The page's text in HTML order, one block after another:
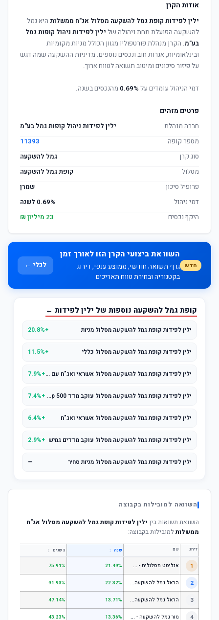
אודות הקרן
ילין לפידות קופת גמל להשקעה מסלול אג"ח ממשלות היא גמל
להשקעה הפועלת תחת ניהולה של ילין לפידות ניהול קופות גמל
בע"מ. הקרן מנהלת פורטפוליו מגוון הכולל מניות מקומיות
ובינלאומיות, אגרות חוב ונכסים נוספים. מדיניות ההשקעה שמה דגש
על פיזור סיכונים ומיטוב תשואה לטווח ארוך.
דמי הניהול עומדים על 0.69% מהנכסים בשנה.
פרטים מזהים
חברה מנהלת
ילין לפידות ניהול קופות גמל בע"מ
מספר קופה
11393
סוג קרן
גמל להשקעה
מסלול
קופת גמל להשקעה
פרופיל סיכון
שמרן
דמי ניהול
0.69% לשנה
היקף נכסים
23 מיליון ₪
חדש
השוו את ביצועי הקרן הזו לאורך זמן
גרף תשואה חודשי, ממוצע ענפי, דירוג
בקטגוריה ובחירת טווח תאריכים
לכלי ←
קופת גמל להשקעה נוספות של ילין לפידות ←
ילין לפידות קופת גמל להשקעה מסלול מניות +20.8%
ילין לפידות קופת גמל להשקעה מסלול כללי +11.5%
ילין לפידות קופת גמל להשקעה מסלול אשראי ואג"ח עם מניות (עד 25% מניות)+7.9%
ילין לפידות קופת גמל להשקעה מסלול עוקב מדד s&p 500 +7.4%
ילין לפידות קופת גמל להשקעה מסלול אשראי ואג"ח +6.4%
ילין לפידות קופת גמל להשקעה מסלול עוקב מדדים גמיש +2.9%
ילין לפידות קופת גמל להשקעה מסלול מניות סחיר —
השוואה למובילות בקבוצה
השוואת תשואות בין ילין לפידות קופת גמל להשקעה מסלול אג"ח
ממשלותלמובילות בקבוצה:
דירוג שם שנה ↕ 3 שנים ↕
1 א
נליסט מסלולית - קופת גמל להשקעה מניות 21.49%
75.91%
2 ה
ראל גמל להשקעה מניות 22.32%
91.93%
3 ה
ראל גמל להשקעה כללי 13.71%
47.14%
4 מ
ור גמל להשקעה - כללי 13.36%
43.23%